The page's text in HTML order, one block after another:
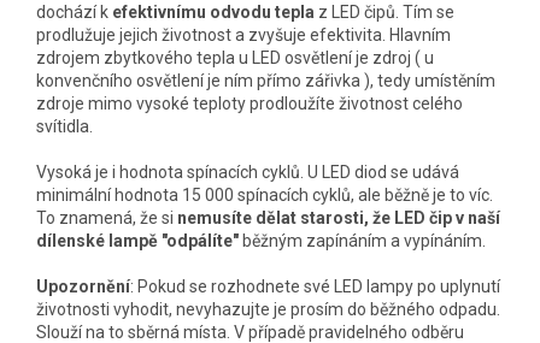
dochází k efektivnímu odvodu tepla z LED čipů. Tím se
prodlužuje jejich životnost a zvyšuje efektivita. Hlavním
zdrojem zbytkového tepla u LED osvětlení je zdroj ( u
konvenčního osvětlení je ním přímo zářivka ), tedy umístěním
zdroje mimo vysoké teploty prodloužíte životnost celého
svítidla.
Vysoká je i hodnota spínacích cyklů. U LED diod se udává
minimální hodnota 15 000 spínacích cyklů, ale běžně je to víc.
To znamená, že si nemusíte dělat starosti, že LED čip v naší
dílenské lampě "odpálíte" běžným zapínáním a vypínáním.
Upozornění: Pokud se rozhodnete své LED lampy po uplynutí
životnosti vyhodit, nevyhazujte je prosím do běžného odpadu.
Slouží na to sběrná místa. V případě pravidelného odběru